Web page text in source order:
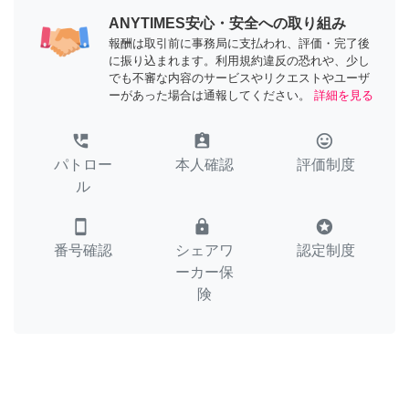
ANYTIMES安心・安全への取り組み
報酬は取引前に事務局に支払われ、評価・完了後
に振り込まれます。利用規約違反の恐れや、少し
でも不審な内容のサービスやリクエストやユーザ
ーがあった場合は通報してください。
詳細を見る
perm_phone_msg
パトロー
ル
assignment_ind
本人確認
tag_faces
評価制度
smartphone
番号確認
lock
シェアワ
ーカー保
険
stars
認定制度